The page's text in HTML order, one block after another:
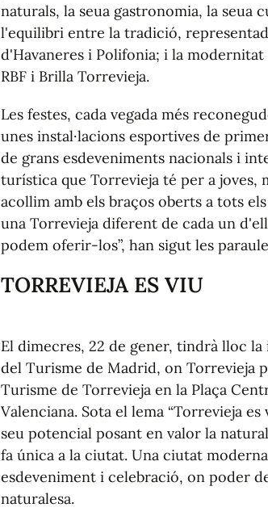
naturals, la seua gastronomia, la seua
l'equilibri entre la tradició,
d'Havaneres i Polifonia; i la
RBF i Brilla Torrevieja.
Les festes, cada vegada més
unes instal·lacions esportives de
de grans esdeveniments nacionals i
turística que Torrevieja té per a joves,
acollim amb els braços oberts a tots
una Torrevieja diferent de cada un
podem oferir-los”, han sigut les
TORREVIEJA ES VIU
El dimecres, 22 de gener, tindrà lloc
del Turisme de Madrid, on Torrevieja
Turisme de Torrevieja en la Plaça
Valenciana. Sota el lema “Torrevieja
seu potencial posant en valor la
fa única a la ciutat. Una ciutat
esdeveniment i celebració, on poder
naturalesa.